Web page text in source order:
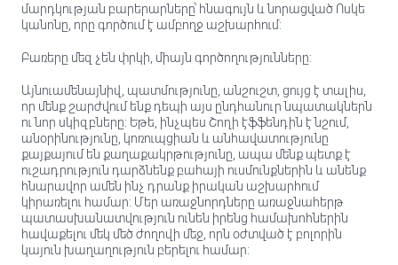
մարդկության բարերարները՝ հնագույն և նորացված Ոսկե
կանոնը, որը գործում է ամբողջ աշխարհում:
Բառերը մեզ չեն փրկի, միայն գործողությունները:
Այնուամենայնիվ, պատմությունը, անշուշտ, ցույց է տալիս,
որ մենք շարժվում ենք դեպի այս ընդհանուր նպատակներն
ու նոր սկիզբները: Եթե, ինչպես Շողի էֆֆենդին է նշում,
անօրինությունը, կոռուպցիան և անհավատությունը
քայքայում են քաղաքակրթությունը, ապա մենք պետք է
ուշադրություն դարձնենք բահայի ուսմունքներին և անենք
հնարավոր ամեն ինչ դրանք իրական աշխարհում
կիրառելու համար: Մեր առաջնորդները առաջնահերթ
պատասխանատվություն ունեն իրենց համախոհներին
հավաքելու մեկ մեծ ժողովի մեջ, որն օժտված է բոլորին
կայուն խաղաղություն բերելու համար: